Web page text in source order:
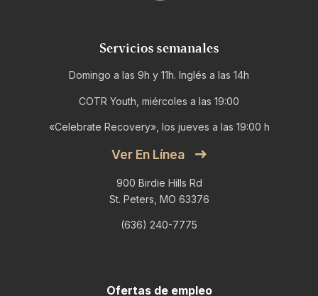
Servicios semanales
Domingo a las 9h y 11h. Inglés a las 14h
COTR Youth, miércoles a las 19:00
«Celebrate Recovery», los jueves a las 19:00 h
Ver En Línea
900 Birdie Hills Rd
St. Peters, MO 63376
(636) 240-7775
Ofertas de empleo